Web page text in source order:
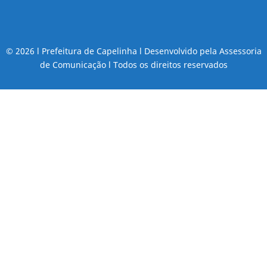
© 2026 l Prefeitura de Capelinha l Desenvolvido pela Assessoria
de Comunicação l Todos os direitos reservados